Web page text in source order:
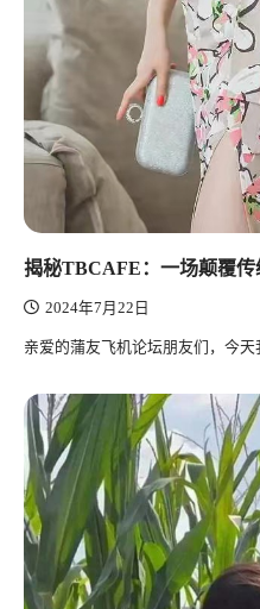
揭秘TBCAFE：一场颠覆
2024年7月22日
亲爱的蒲友飞机论坛朋友们，今